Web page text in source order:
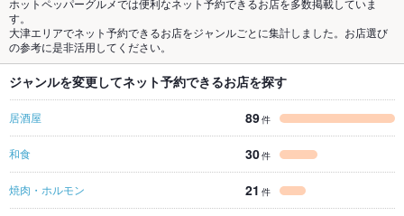
ホットペッパーグルメでは便利なネット予約できるお店を多数掲載していま
す。
大津エリアでネット予約できるお店をジャンルごとに集計しました。お店選び
の参考に是非活用してください。
ジャンルを変更してネット予約できるお店を探す
居酒屋 89件
和食 30件
焼肉・ホルモン 21 件